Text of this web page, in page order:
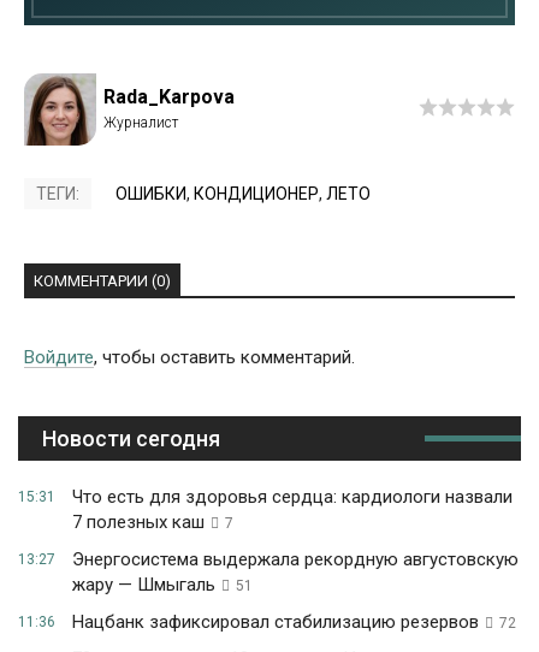
Rada_Karpova
ТЕГИ: ОШИБКИ, КОНДИЦИОНЕР, ЛЕТО
КОММЕНТАРИИ (0)
Войдите, чтобы оставить комментарий.
Новости сегодня
15:31
Что есть для здоровья сердца: кардиологи назвали
7 полезных каш
7
13:27
Энергосистема выдержала рекордную августовскую
жару — Шмыгаль
51
11:36 Нацбанк зафиксировал стабилизацию резервов 72